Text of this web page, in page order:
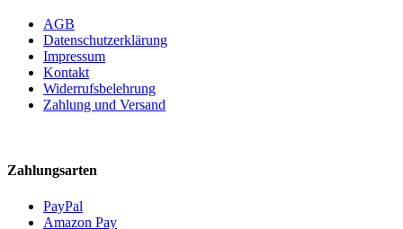
AGB
Datenschutzerklärung
Impressum
Kontakt
Widerrufsbelehrung
Zahlung und Versand
Zahlungsarten
PayPal
Amazon Pay